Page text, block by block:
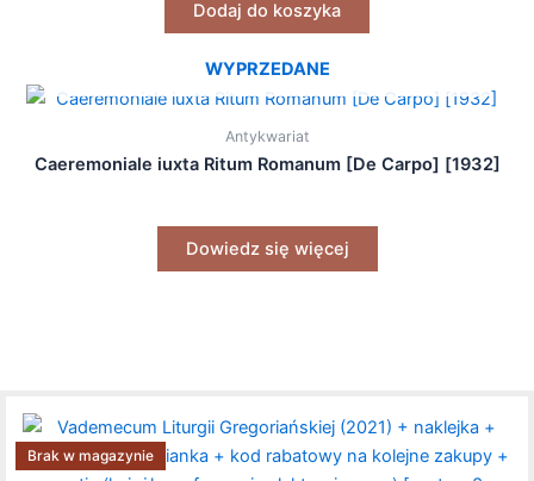
Dodaj do koszyka
WYPRZEDANE
Antykwariat
Caeremoniale iuxta Ritum Romanum [De Carpo] [1932]
Dowiedz się więcej
Brak w magazynie